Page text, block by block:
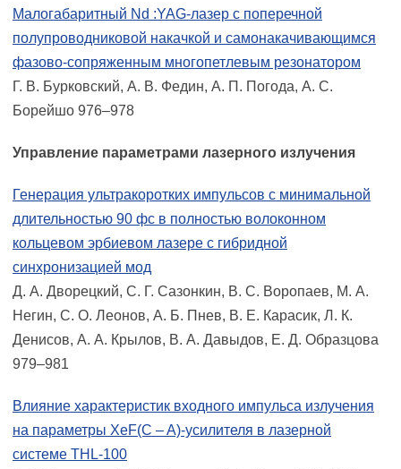
Малогабаритный Nd :YAG-лазер с поперечной
полупроводниковой накачкой и самонакачивающимся
фазово-сопряженным многопетлевым резонатором
Г. В. Бурковский, А. В. Федин, А. П. Погода, А. С.
Борейшо 976–978
Управление параметрами лазерного излучения
Генерация ультракоротких импульсов с минимальной
длительностью 90 фс в полностью волоконном
кольцевом эрбиевом лазере с гибридной
синхронизацией мод
Д. А. Дворецкий, С. Г. Сазонкин, В. С. Воропаев, М. А.
Негин, С. О. Леонов, А. Б. Пнев, В. Е. Карасик, Л. К.
Денисов, А. А. Крылов, В. А. Давыдов, Е. Д. Образцова
979–981
Влияние характеристик входного импульса излучения
на параметры XeF(C – A)-усилителя в лазерной
системе THL-100